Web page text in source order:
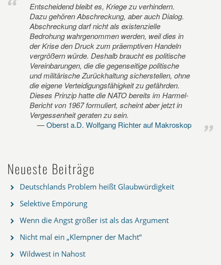
Entscheidend bleibt es, Kriege zu verhindern.
Dazu gehören Abschreckung, aber auch Dialog.
Abschreckung darf nicht als existenzielle
Bedrohung wahrgenommen werden, weil dies in
der Krise den Druck zum präemptiven Handeln
vergrößern würde. Deshalb braucht es politische
Vereinbarungen, die die gegenseitige politische
und militärische Zurückhaltung sicherstellen, ohne
die eigene Verteidigungsfähigkeit zu gefährden.
Dieses Prinzip hatte die NATO bereits im Harmel-
Bericht von 1967 formuliert, scheint aber jetzt in
Vergessenheit geraten zu sein.
Oberst a.D. Wolfgang Richter auf Makroskop
Neueste Beiträge
Deutschlands Problem heißt Glaubwürdigkeit
Selektive Empörung
Wenn die Angst größer ist als das Argument
Nicht mal ein „Klempner der Macht“
Wildwest in Nahost